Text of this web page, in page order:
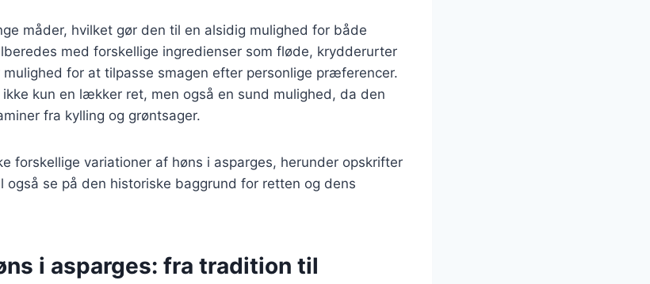
måder, hvilket gør den til en alsidig mulighed for både
med forskellige ingredienser som fløde, krydderurter
for at tilpasse smagen efter personlige præferencer.
kun en lækker ret, men også en sund mulighed, da den
fra kylling og grøntsager.
forskellige variationer af høns i asparges, herunder opskrifter
også se på den historiske baggrund for retten og dens
i asparges: fra tradition til